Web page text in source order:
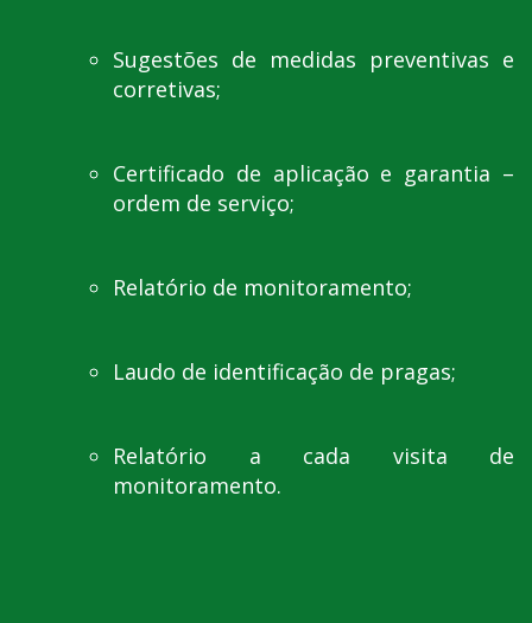
Sugestões de medidas preventivas e
corretivas;
Certificado de aplicação e garantia –
ordem de serviço;
Relatório de monitoramento;
Laudo de identificação de pragas;
Relatório a cada visita de
monitoramento.